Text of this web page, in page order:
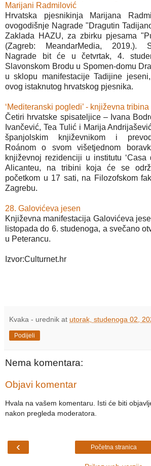
Marijani Radmilović
Hrvatska pjesnikinja Marijana
ovogodišnje Nagrade "Dragutin
Zaklada HAZU, za zbirku pjesama
(Zagreb: MeandarMedia, 2019.).
Nagrade bit će u četvrtak, 4.
Slavonskom Brodu u Spomen-domu
u sklopu manifestacije Tadijine
ovog istaknutog hrvatskog pjesnika.
‘Mediteranski pogledi’ - književna tribina
Četiri hrvatske spisateljice – Ivana
Ivančević, Tea Tulić i Marija
španjolskim književnikom i
Roánom o svom višetjednom
književnoj rezidenciji u institutu ‘Casa
Alicanteu, na tribini koja će se
početkom u 17 sati, na Filozofskom
Zagrebu.
28. Galovićeva jesen
Književna manifestacija Galovićeva
listopada do 6. studenoga, a svečano
u Peterancu.
Izvor:Culturnet.hr
Kvaka - urednik at utorak, studenoga 02,
Podijeli
Nema komentara:
Objavi komentar
Hvala na vašem komentaru. Isti će biti
nakon pregleda moderatora.
‹ Početna stranica